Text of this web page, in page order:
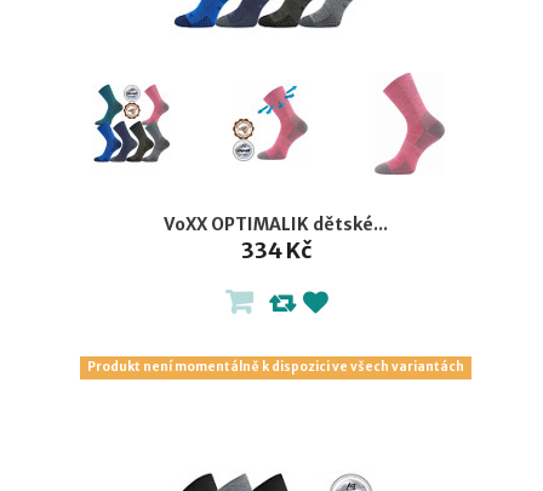
VoXX OPTIMALIK dětské...
334 Kč
Produkt není momentálně k dispozici ve všech variantách